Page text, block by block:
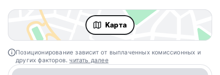
Kарта
Позиционирование зависит от выплаченных комиссионных и
других факторов. читать далее